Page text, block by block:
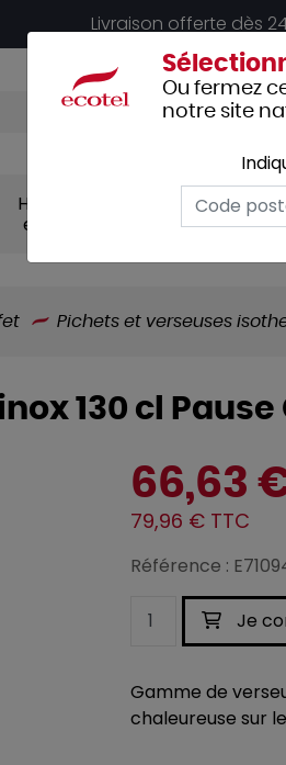
Livraison offerte dès
Hygiène et
entretien
Pichets et verseuses
130 cl
66,63
79,96 € TTC
Référence :
Je
Gamme de
chaleureuse sur
Ou fermez
notre site